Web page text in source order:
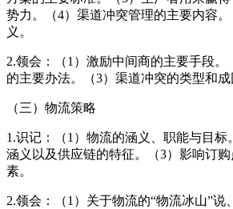
势力。（4）渠道冲突管理的主要内容
义。
2.领会：（1）激励中间商的主要手段。
的主要办法。（3）渠道冲突的类型和成
（三）物流策略
1.识记：（1）物流的涵义、职能与目标
涵义以及供应链的特征。（3）影响订
素。
2.领会：（1）关于物流的“物流冰山”说